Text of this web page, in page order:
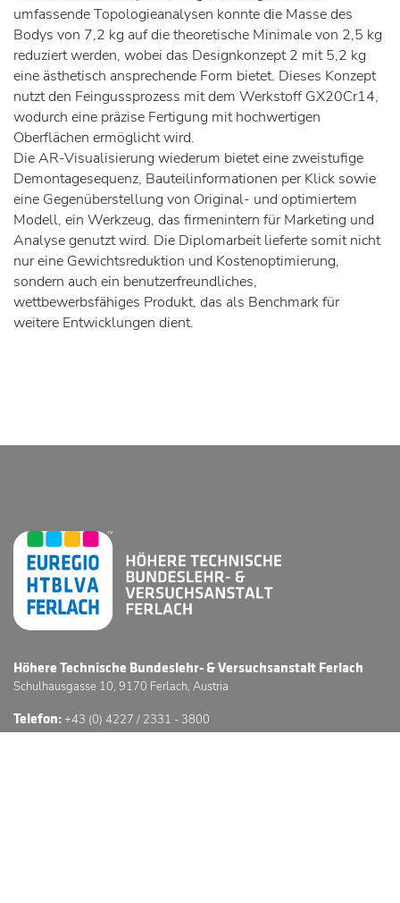
umfassende Topologieanalysen konnte die Masse des
Bodys von 7,2 kg auf die theoretische Minimale von 2,5 kg
reduziert werden, wobei das Designkonzept 2 mit 5,2 kg
eine ästhetisch ansprechende Form bietet. Dieses Konzept
nutzt den Feingussprozess mit dem Werkstoff GX20Cr14,
wodurch eine präzise Fertigung mit hochwertigen
Oberflächen ermöglicht wird.
Die AR-Visualisierung wiederum bietet eine zweistufige
Demontagesequenz, Bauteilinformationen per Klick sowie
eine Gegenüberstellung von Original- und optimiertem
Modell, ein Werkzeug, das firmenintern für Marketing und
Analyse genutzt wird. Die Diplomarbeit lieferte somit nicht
nur eine Gewichtsreduktion und Kostenoptimierung,
sondern auch ein benutzerfreundliches,
wettbewerbsfähiges Produkt, das als Benchmark für
weitere Entwicklungen dient.
Höhere Technische Bundeslehr- & Versuchsanstalt Ferlach
Schulhausgasse 10, 9170 Ferlach, Austria
Telefon:+43 (0) 4227 / 2331 - 3800
E-Mail: